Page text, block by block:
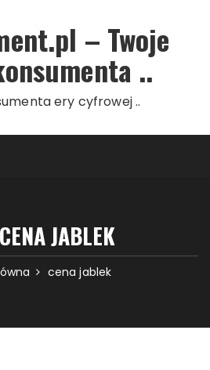
– Twoje
..
ery cyfrowej ..
JABLEK
cena jablek